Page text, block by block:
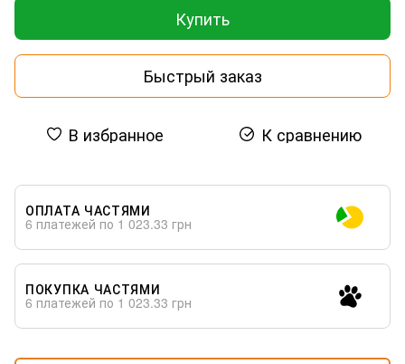
Купить
Быстрый заказ
В избранное К сравнению
ОПЛАТА ЧАСТЯМИ
6 платежей по 1 023.33 грн
ПОКУПКА ЧАСТЯМИ
6 платежей по 1 023.33 грн